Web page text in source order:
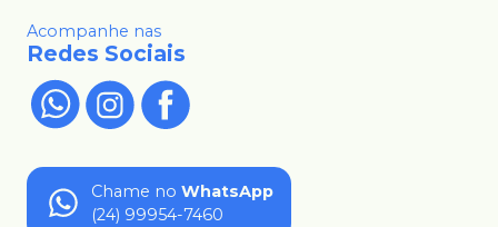
Acompanhe nas
Redes Sociais
Chame no WhatsApp
(24) 99954-7460